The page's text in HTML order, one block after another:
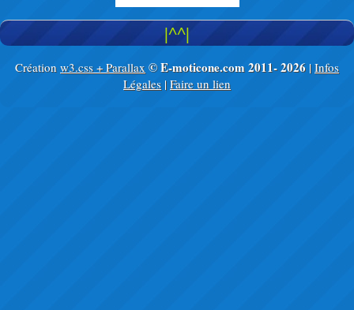
|^^|
Création w3.css + Parallax © E-moticone.com 2011-2026 | Infos
Légales | Faire un lien